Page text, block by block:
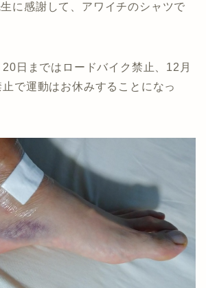
に感謝して、アワイチのシャツで
日まではロードバイク禁止、12月
で運動はお休みすることになっ